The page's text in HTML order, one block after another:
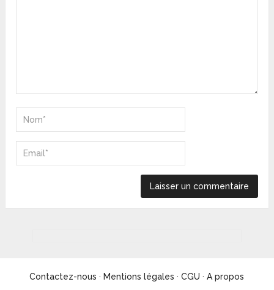
Contactez-nous · Mentions légales ·CGU ·A propos